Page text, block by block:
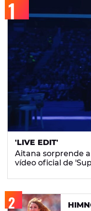
'LIVE EDIT'
Aitana sorprende
vídeo oficial de